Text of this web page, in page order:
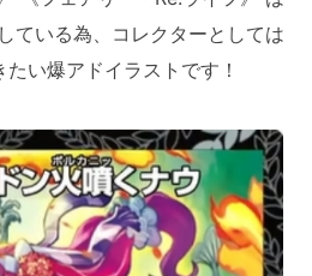
ている為、コレクターとしては
い爆アドイラストです！